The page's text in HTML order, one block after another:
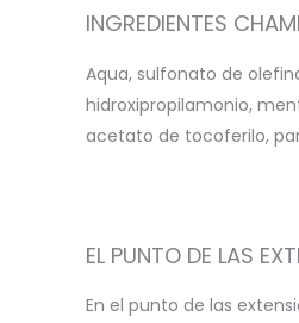
INGREDIENTES
Aqua, sulfonato de
hidroxipropilamonio,
acetato de tocoferilo,
EL PUNTO DE LAS
En el punto de las